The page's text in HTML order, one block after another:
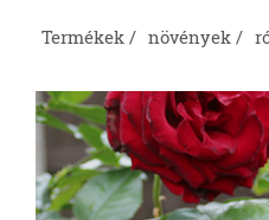
Termékek / növények /